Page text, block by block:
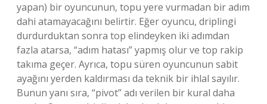
yapan) bir oyuncunun, topu yere vurmadan bir adım
dahi atamayacağını belirtir. Eğer oyuncu, driplingi
durdurduktan sonra top elindeyken iki adımdan
fazla atarsa, “adım hatası” yapmış olur ve top rakip
takıma geçer. Ayrıca, topu süren oyuncunun sabit
ayağını yerden kaldırması da teknik bir ihlal sayılır.
Bunun yanı sıra, “pivot” adı verilen bir kural daha